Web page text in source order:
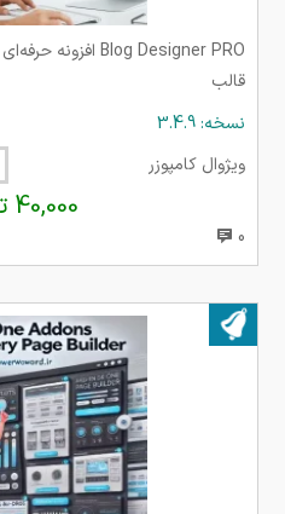
قالب
نسخه: 3.4.9
ویژوال کامپوزر
40,000 تومان
0